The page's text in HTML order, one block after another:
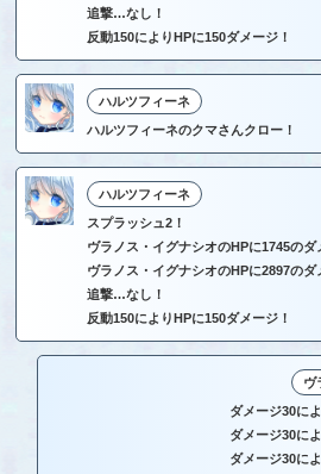
追撃…なし！
反動150によりHPに150ダメージ！
ハルツフィーネ
ハルツフィーネのクマさんクロー！
ハルツフィーネ
スプラッシュ2！
ヴラノス・イグナシオのHPに1745のダ
ヴラノス・イグナシオのHPに2897のダ
追撃…なし！
反動150によりHPに150ダメージ！
ヴ
ダメージ30に
ダメージ30に
ダメージ30に